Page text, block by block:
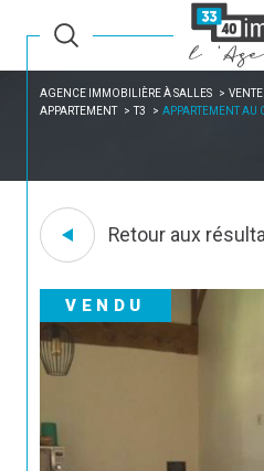
AGENCE IMMOBILIÈRE À SALLES VENTE
APPARTEMENT
T3 APPARTEMENT AU
Retour aux
VENDU